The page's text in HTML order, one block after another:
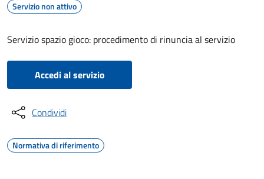
Servizio non attivo
Servizio spazio gioco: procedimento di rinuncia al servizio
Accedi al servizio
Condividi
Normativa di riferimento